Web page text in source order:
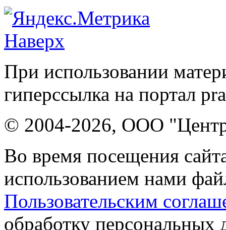
Наверх
При использовании
гиперссылка на портал
© 2004-2026, ООО "Центр
Во время посещения
использованием нами
Пользовательским
обработку персональных